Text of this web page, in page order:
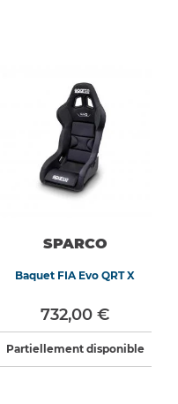
SPARCO
Baquet FIA Evo QRT X
732,00 €
Partiellement disponible